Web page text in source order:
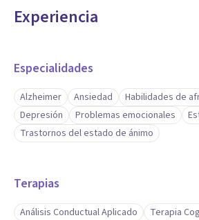
Experiencia
Especialidades
Alzheimer Ansiedad
Habilidades de
Depresión
Problemas emocionales
Trastornos del estado de ánimo
Terapias
Análisis Conductual Aplicado
Terapia